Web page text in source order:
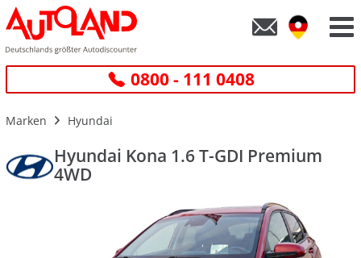
0800 - 111 0408
Marken Hyundai
Hyundai Kona 1.6 T-GDI Premium
4WD